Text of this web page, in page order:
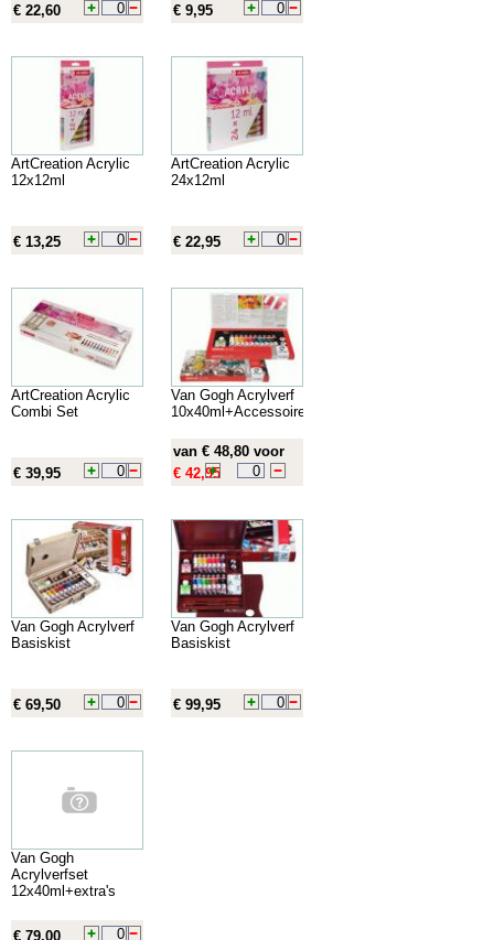
€ 22,60 € 9,95
ArtCreation Acrylic
12x12ml
€ 13,25
ArtCreation Acrylic
24x12ml
€ 22,95
ArtCreation Acrylic
Combi Set
€ 39,95
Van Gogh Acrylverf
10x40ml+Accessoires
van € 48,80 voor
€ 42,95
Van Gogh Acrylverf
Basiskist
€ 69,50
Van Gogh Acrylverf
Basiskist
€ 99,95
Van Gogh
Acrylverfset
12x40ml+extra's
€ 79,00